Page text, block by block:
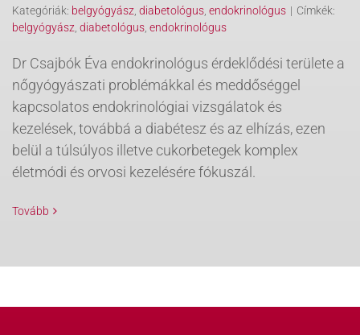
Kategóriák: belgyógyász diabetológus endokrinológus | Címkék:
belgyógyász diabetológus endokrinológus
Dr Csajbók Éva endokrinológus érdeklődési területe a
nőgyógyászati problémákkal és meddőséggel
kapcsolatos endokrinológiai vizsgálatok és
kezelések, továbbá a diabétesz és az elhízás, ezen
belül a túlsúlyos illetve cukorbetegek komplex
életmódi és orvosi kezelésére fókuszál.
Tovább